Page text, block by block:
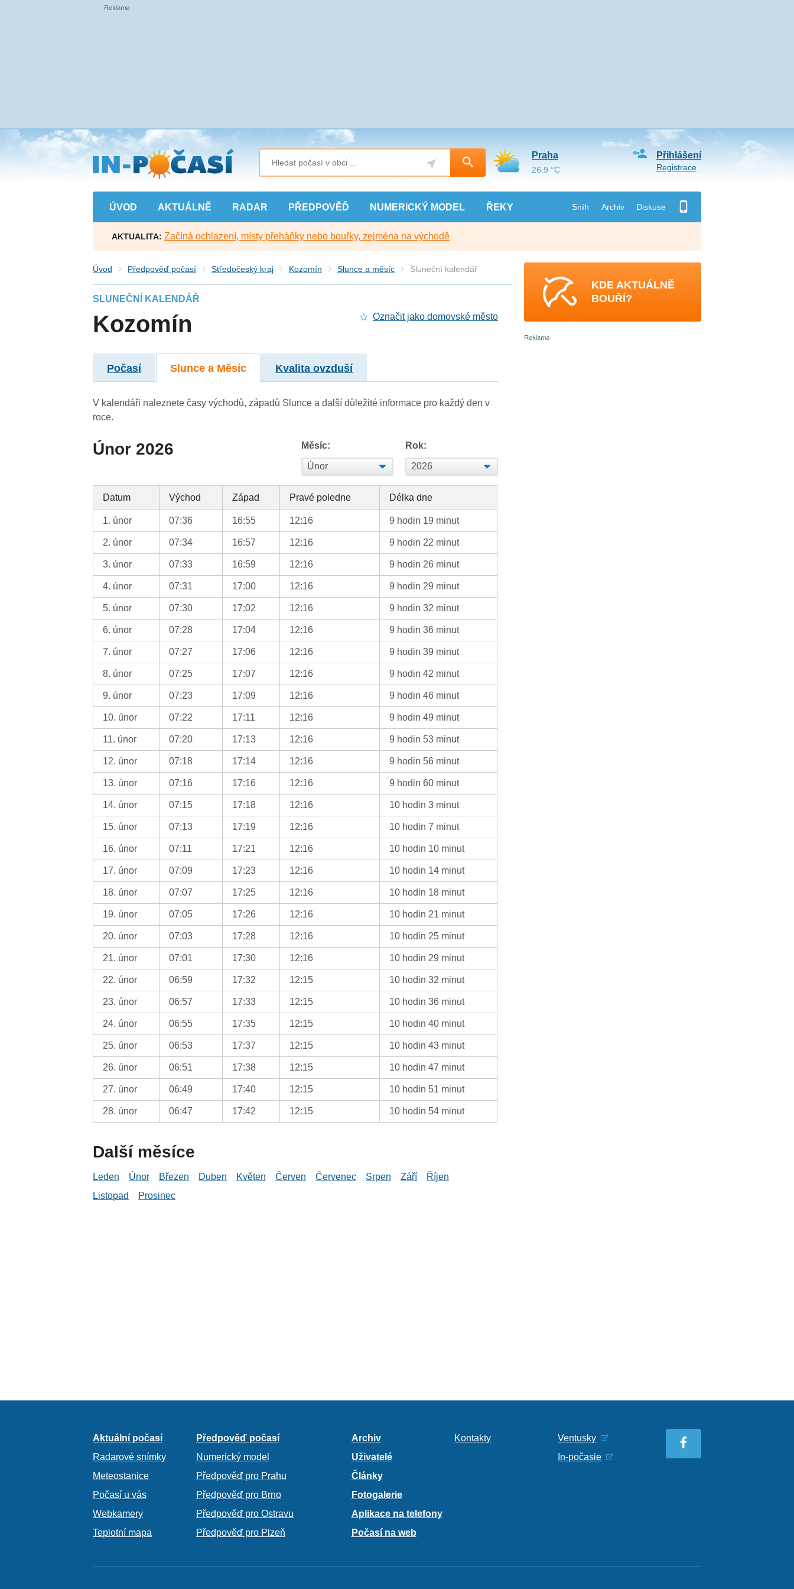
Přejít
na
hlavní
obsah
ÚVOD AKTUÁLNĚ RADAR PŘEDPOVĚĎ NUMERICKÝ MODEL ŘEKY Sníh Archiv Diskuse
Přihlášení
Registrace
Praha
26.9 °C
AKTUALITA: Začíná ochlazení, místy přeháňky nebo bouřky, zejména na východě
Úvod Předpověď počasí Středočeský kraj Kozomín Slunce a měsíc Sluneční kalendář
SLUNEČNÍ KALENDÁŘ
Kozomín Označit jako domovské město
Počasí Slunce a Měsíc Kvalita ovzduší
V kalendáři naleznete časy východů, západů Slunce a další důležité informace pro každý den v
roce.
Únor 2026 Měsíc: Rok:
Datum Východ Západ Pravé poledne Délka dne
1. únor 07:36 16:55 12:16 9 hodin 19 minut
2. únor 07:34 16:57 12:16 9 hodin 22 minut
3. únor 07:33 16:59 12:16 9 hodin 26 minut
4. únor 07:31 17:00 12:16 9 hodin 29 minut
5. únor 07:30 17:02 12:16 9 hodin 32 minut
6. únor 07:28 17:04 12:16 9 hodin 36 minut
7. únor 07:27 17:06 12:16 9 hodin 39 minut
8. únor 07:25 17:07 12:16 9 hodin 42 minut
9. únor 07:23 17:09 12:16 9 hodin 46 minut
10. únor 07:22 17:11 12:16 9 hodin 49 minut
11. únor 07:20 17:13 12:16 9 hodin 53 minut
12. únor 07:18 17:14 12:16 9 hodin 56 minut
13. únor 07:16 17:16 12:16 9 hodin 60 minut
14. únor 07:15 17:18 12:16 10 hodin 3 minut
15. únor 07:13 17:19 12:16 10 hodin 7 minut
16. únor 07:11 17:21 12:16 10 hodin 10 minut
17. únor 07:09 17:23 12:16 10 hodin 14 minut
18. únor 07:07 17:25 12:16 10 hodin 18 minut
19. únor 07:05 17:26 12:16 10 hodin 21 minut
20. únor 07:03 17:28 12:16 10 hodin 25 minut
21. únor 07:01 17:30 12:16 10 hodin 29 minut
22. únor 06:59 17:32 12:15 10 hodin 32 minut
23. únor 06:57 17:33 12:15 10 hodin 36 minut
24. únor 06:55 17:35 12:15 10 hodin 40 minut
25. únor 06:53 17:37 12:15 10 hodin 43 minut
26. únor 06:51 17:38 12:15 10 hodin 47 minut
27. únor 06:49 17:40 12:15 10 hodin 51 minut
28. únor 06:47 17:42 12:15 10 hodin 54 minut
Další měsíce
Leden Únor Březen Duben Květen Červen Červenec Srpen Září
Říjen
Listopad
Prosinec
KDE AKTUÁLNĚ
BOUŘÍ?
Aktuální počasí
Radarové snímky
Meteostanice
Počasí u vás
Webkamery
Teplotní mapa
Předpověď počasí
Numerický model
Předpověď pro Prahu
Předpověď pro Brno
Předpověď pro Ostravu
Předpověď pro Plzeň
Archiv
Uživatelé
Články
Fotogalerie
Aplikace na telefony
Počasí na web
Kontakty
Ventusky
In-počasie